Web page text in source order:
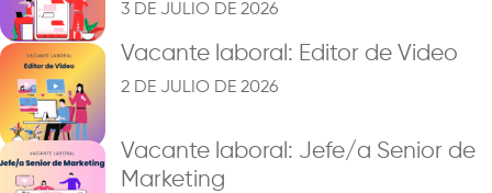
3 DE JULIO DE 2026
Vacante laboral: Editor de Video
2 DE JULIO DE 2026
Vacante laboral: Jefe/a Senior de
Marketing